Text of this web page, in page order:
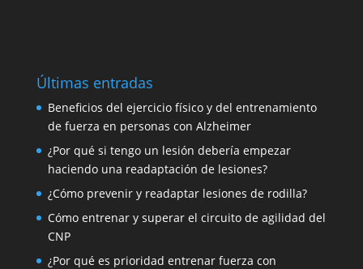
Últimas entradas
Beneficios del ejercicio físico y del entrenamiento
de fuerza en personas con Alzheimer
¿Por qué si tengo un lesión debería empezar
haciendo una readaptación de lesiones?
¿Cómo prevenir y readaptar lesiones de rodilla?
Cómo entrenar y superar el circuito de agilidad del
CNP
¿Por qué es prioridad entrenar fuerza con